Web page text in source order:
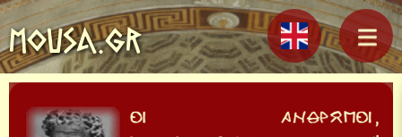
MOUSA.GR